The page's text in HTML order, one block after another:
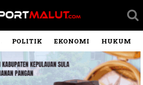
POLITIK EKONOMI HUKUM